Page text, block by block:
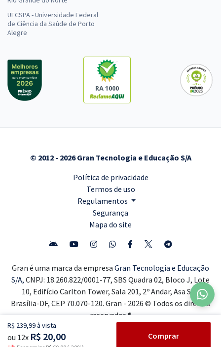
R$ 239,99 à vista
ou 12x R$ 20,00 Comprar
UFCSPA - Universidade Federal
de Ciência da Saúde de Porto
Alegre
RA 1000
© 2012 - 2026 Gran Tecnologia e Educação S/A
Política de privacidade
Termos de uso
Regulamentos
Segurança
Mapa do site
Gran é uma marca da empresa Gran Tecnologia e Educação
S/A, CNPJ: 18.260.822/0001-77, SBS Quadra 02, Bloco J, Lote
10, Edifício Carlton Tower, Sala 201, 2º Andar, Asa Sul,
Brasília-DF, CEP 70.070-120. Gran - 2026 © Todos os direitos
reservados ®